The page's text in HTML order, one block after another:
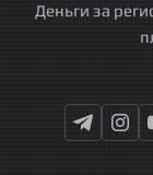
Деньги за